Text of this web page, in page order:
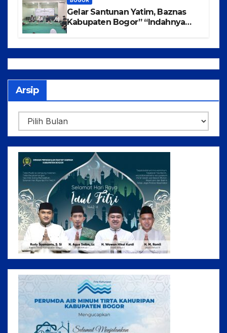
Gelar Santunan Yatim, Baznas
Kabupaten Bogor” “Indahnya
Arsip
Arsip